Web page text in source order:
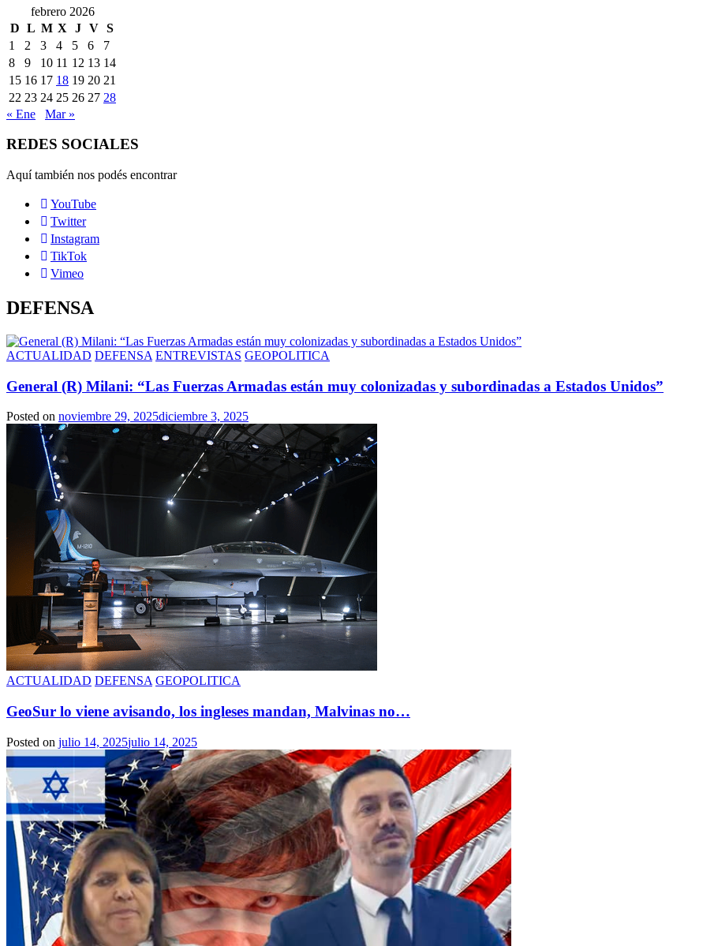
febrero 2026
D L M X J V S
1
2 3 4 5 6
7
8
9 10 11 12 13 14
15 16 17 18 19 20 21
22 23 24 25 26 27 28
« Ene
Mar »
REDES SOCIALES
Aquí también nos podés encontrar
YouTube
Twitter
Instagram
TikTok
Vimeo
DEFENSA
ACTUALIDAD DEFENSA ENTREVISTAS GEOPOLITICA
General (R) Milani: “Las Fuerzas Armadas están muy colonizadas y subordinadas a Estados Unidos”
Posted on noviembre 29, 2025diciembre 3, 2025
ACTUALIDAD DEFENSA GEOPOLITICA
GeoSur lo viene avisando, los ingleses mandan, Malvinas no…
Posted on julio 14, 2025julio 14, 2025